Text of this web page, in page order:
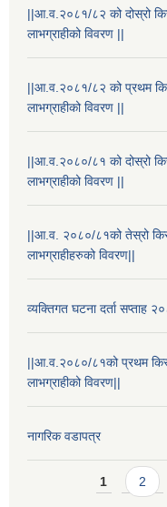
||आ.व.२०८१/८२ को दोस्रो
लाभग्राहीको विवरण ||
||आ.व.२०८१/८२ को प्रथम
लाभग्राहीको विवरण ||
||आ.व.२०८०/८१ को दोस्रो
लाभग्राहीको विवरण ||
||आ.व. २०८०/८१को तेस्रो
लाभग्राहीहरुको विवरण||
व्यक्तिगत घटना दर्ता सप्ताह
||आ.व.२०८०/८१को प्रथम किस्ता
लाभग्राहीको विवरण||
नागरिक वडापत्र
Pages1 2